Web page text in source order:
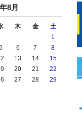
8月
木 金 土
1
6 7
8
13 14
15
20 21
22
27 28
29